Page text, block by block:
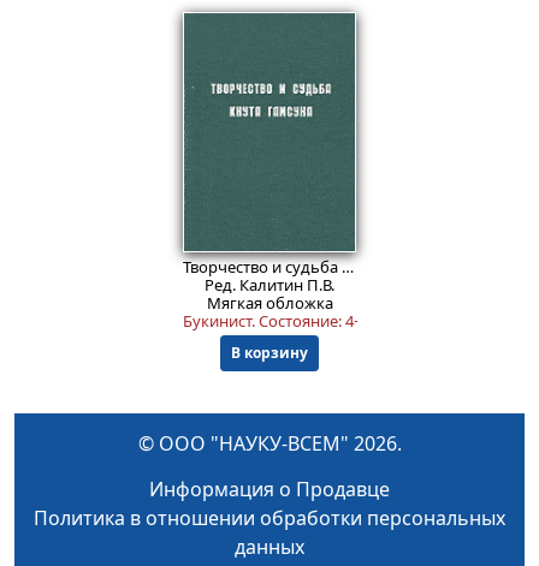
399 ₽
Творчество и судьба Кнута Гамсуна.
Ред. Калитин П.В.
Мягкая обложка
Букинист.Состояние: 4+
В корзину
© ООО "НАУКУ-ВСЕМ" 2026.
Информация о Продавце
Политика в отношении обработки персональных
данных